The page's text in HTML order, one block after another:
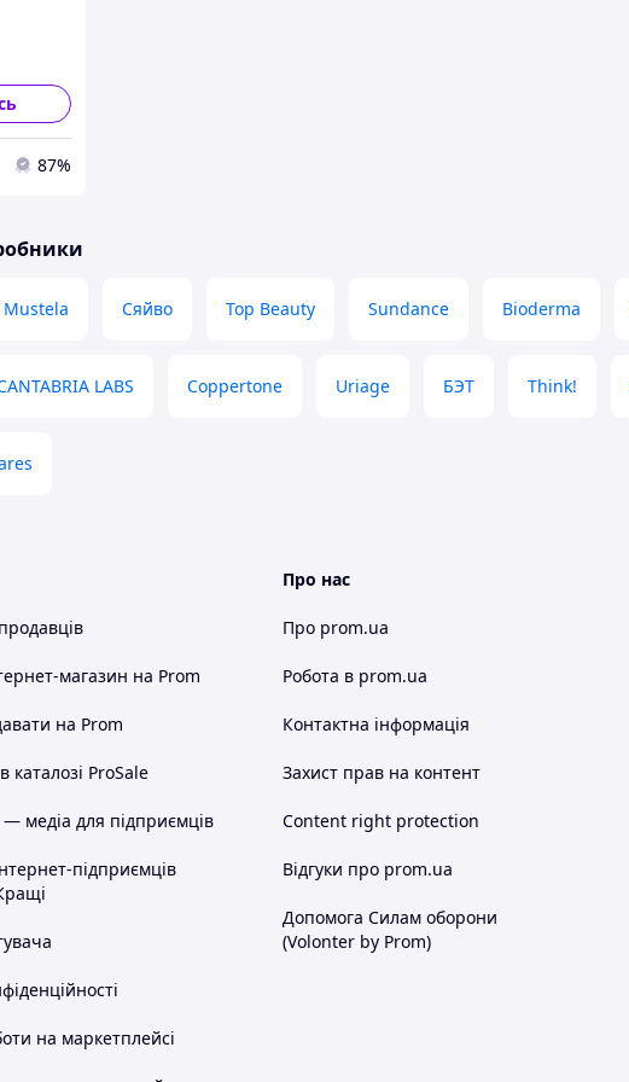
87%
Mustela Сяйво Top Beauty Sundance Bioderma
LABS Coppertone Uriage БЭТ Think!
магазин на Prom
на Prom
каталозі ProSale
медіа для підприємців
підприємців
на маркетплейсі
Про нас
Про prom.ua
Робота в prom.ua
Контактна інформація
Захист прав на контент
Content right protection
Відгуки про prom.ua
Допомога Силам оборони
(Volonter by Prom)